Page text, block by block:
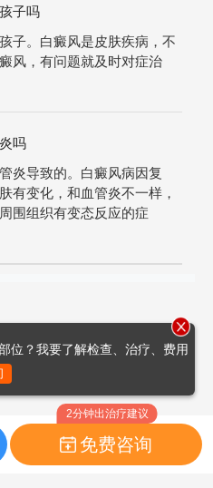
子吗
子。白癜风是皮肤疾病，不
风，有问题就及时对症治
吗
炎导致的。白癜风病因复
有变化，和血管炎不一样，
围组织有变态反应的症
2分钟出治疗建议
免费咨询
位？我要了解检查、治疗、费用